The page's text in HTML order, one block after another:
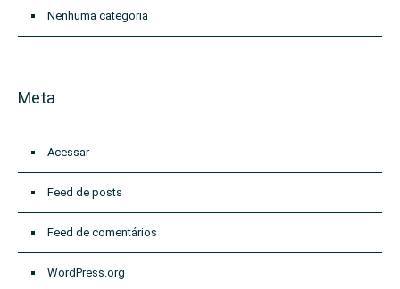
Nenhuma categoria
Meta
Acessar
Feed de posts
Feed de comentários
WordPress.org